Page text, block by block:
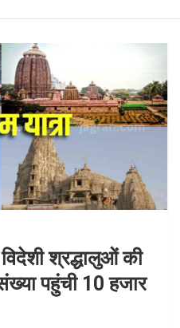
श्रद्धालुओं की
पहुंची 10 हजार